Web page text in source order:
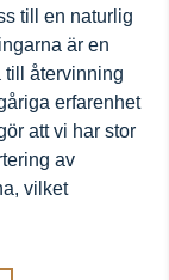
till en naturlig
är en
till återvinning
erfarenhet
att vi har stor
av
vilket